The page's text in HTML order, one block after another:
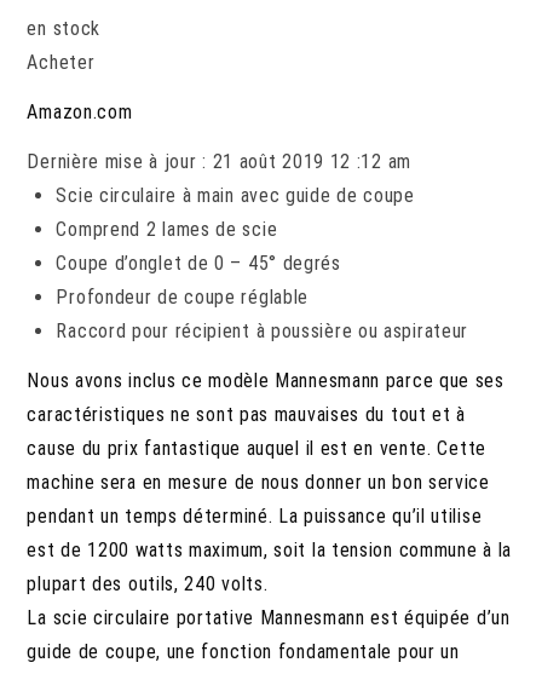
en stock
Acheter
Amazon.com
Dernière mise à jour : 21 août 2019 12 :12 am
Scie circulaire à main avec guide de coupe
Comprend 2 lames de scie
Coupe d’onglet de 0 – 45° degrés
Profondeur de coupe réglable
Raccord pour récipient à poussière ou aspirateur
Nous avons inclus ce modèle Mannesmann parce que ses
caractéristiques ne sont pas mauvaises du tout et à
cause du prix fantastique auquel il est en vente. Cette
machine sera en mesure de nous donner un bon service
pendant un temps déterminé. La puissance qu’il utilise
est de 1200 watts maximum, soit la tension commune à la
plupart des outils, 240 volts.
La scie circulaire portative Mannesmann est équipée d’un
guide de coupe, une fonction fondamentale pour un